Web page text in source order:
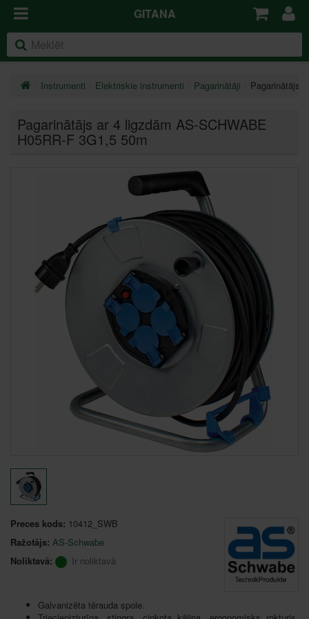
GITANA
Instrumenti Elektriskie instrumenti Pagarinātāji Pagarinātājs
Pagarinātājs ar 4 ligzdām AS-SCHWABE
H05RR-F 3G1,5 50m
Preces kods: 10412_SWB
Ražotājs: AS-Schwabe
Noliktavā:
Ir noliktavā
Galvanizēta tērauda spole.